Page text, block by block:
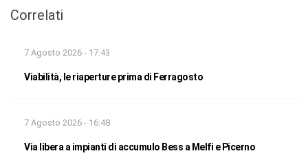
Correlati
7 Agosto 2026 - 17:43
Viabilità, le riaperture prima di Ferragosto
7 Agosto 2026 - 16:48
Via libera a impianti di accumulo Bess a Melfi e Picerno